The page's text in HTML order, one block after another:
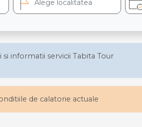
si informatii servicii Tabita Tour
de calatorie actuale